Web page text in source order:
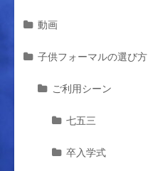
動画
子供フォーマルの選び方
ご利用シーン
七五三
卒入学式